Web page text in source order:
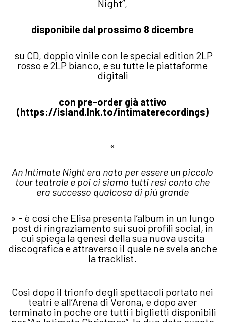
Night”,
disponibile dal prossimo 8 dicembre
su CD, doppio vinile con le special edition 2LP
rosso e 2LP bianco, e su tutte le piattaforme
digitali
con pre-order già attivo
(https://island.lnk.to/intimaterecordings)
«
An Intimate Night era nato per essere un piccolo
tour teatrale e poi ci siamo tutti resi conto che
era successo qualcosa di più grande
» - è così che Elisa presenta l’album in un lungo
post di ringraziamento sui suoi profili social, in
cui spiega la genesi della sua nuova uscita
discografica e attraverso il quale ne svela anche
la tracklist.
Così dopo il trionfo degli spettacoli portato nei
teatri e all’Arena di Verona, e dopo aver
terminato in poche ore tutti i biglietti disponibili